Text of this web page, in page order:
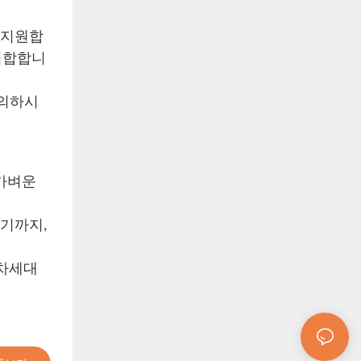
원합
합니
하시
벼운
까지,
세대